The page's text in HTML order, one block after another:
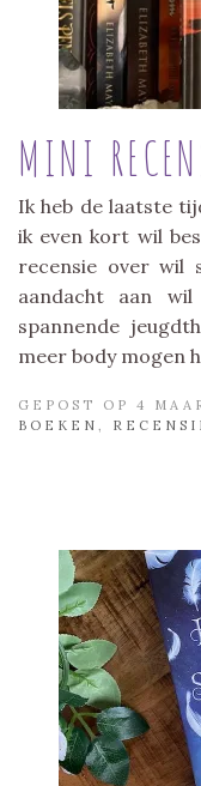
MINI
Ik heb de laatste
ik even kort wil
recensie over wil
aandacht aan
spannende
meer body mogen
GEPOST OP 4
BOEKEN